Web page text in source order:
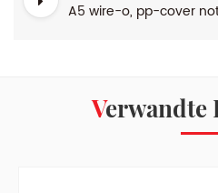
A5 wire-o, pp-cover